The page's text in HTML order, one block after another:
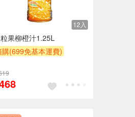
12入
果柳橙汁1.25L
購(699免基本運費)